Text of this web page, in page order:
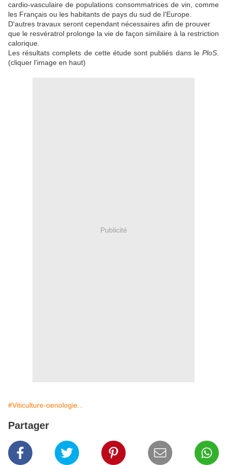
cardio-vasculaire de populations consommatrices de vin, comme
les Français ou les habitants de pays du sud de l'Europe.
D'autres travaux seront cependant nécessaires afin de prouver
que le resvératrol prolonge la vie de façon similaire à la restriction
calorique.
Les résultats complets de cette étude sont publiés dans le PloS
(cliquer l'image en haut)
Publicité
#Viticulture-oenologie...
Partager